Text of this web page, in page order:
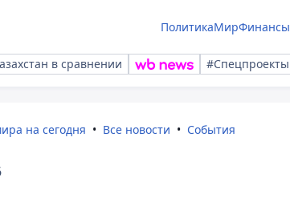
ПолитикаМирФинансы
в сравнении #Спецпроекты
на сегодня Все новости События